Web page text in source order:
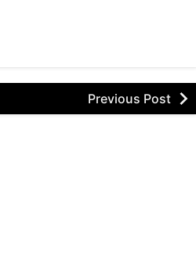
Previous Post